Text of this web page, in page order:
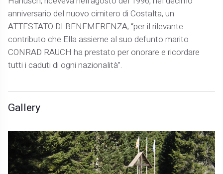
anniversario del nuovo cimitero di Costalta, un
ATTESTATO DI BENEMERENZA, “per il rilevante
contributo che Ella assieme al suo defunto marito
CONRAD RAUCH ha prestato per onorare e ricordare
tutti i caduti di ogni nazionalità”.
Gallery